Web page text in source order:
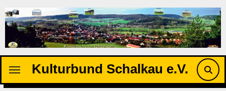
Inhalten
springen
Kulturbund Schalkau e.V.